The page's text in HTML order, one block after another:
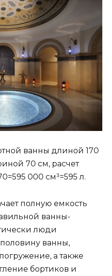
ванны длиной 170
70 см, расчет
000 см³=595 л.
полную емкость
ванны-
люди
ванны,
а также
бортиков и